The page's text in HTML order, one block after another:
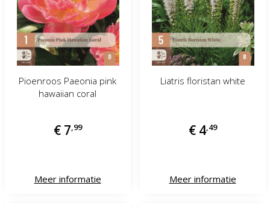
Pioenroos Paeonia pink
hawaiian coral
€ 7 99
Meer informatie
Liatris floristan white
€ 4 49
Meer informatie